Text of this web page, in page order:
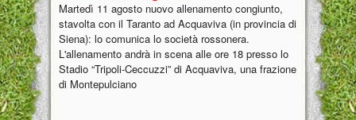
Martedì 11 agosto nuovo allenamento congiunto,
stavolta con il Taranto ad Acquaviva (in provincia di
Siena): lo comunica lo società rossonera.
L'allenamento andrà in scena alle ore 18 presso lo
Stadio “Tripoli-Ceccuzzi” di Acquaviva, una frazione
di Montepulciano